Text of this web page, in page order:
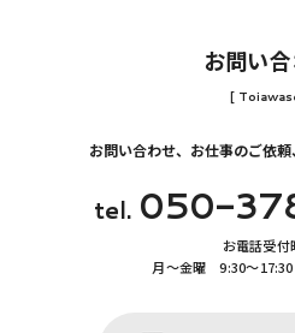
お問い
[
お問い合わせ、お仕事のご依頼
tel. 050-
お電話受付
月〜金曜 9:30〜17:30